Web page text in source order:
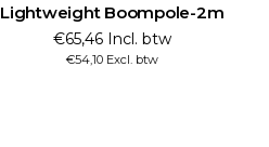
Lightweight Boompole-2m
€65,46 Incl. btw
€54,10 Excl. btw